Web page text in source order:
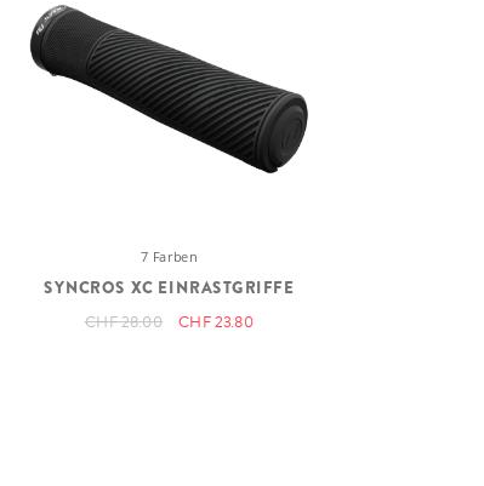
7 Farben
SYNCROS XC EINRASTGRIFFE
CHF 28.00 CHF 23.80